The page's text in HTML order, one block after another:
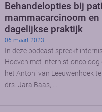
Behandelopties bij
mammacarcinoom
dagelijkse praktijk
06 maart 2023
In deze podcast spreekt
Hoeven met internist-oncoloog
het Antoni van Leeuwenhoek
drs. Jara Baas, …